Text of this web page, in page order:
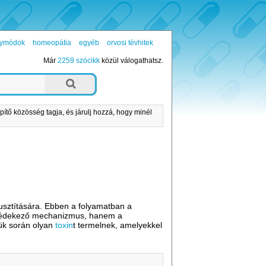
homeopátia egyéb
orvosi tévhitek
Már 2259 szócikkközül válogathatsz.
közösség tagja, és járulj hozzá, hogy minél
Ebben a folyamatban a
mechanizmus, hanem a
során olyantoxint termelnek, amelyekkel